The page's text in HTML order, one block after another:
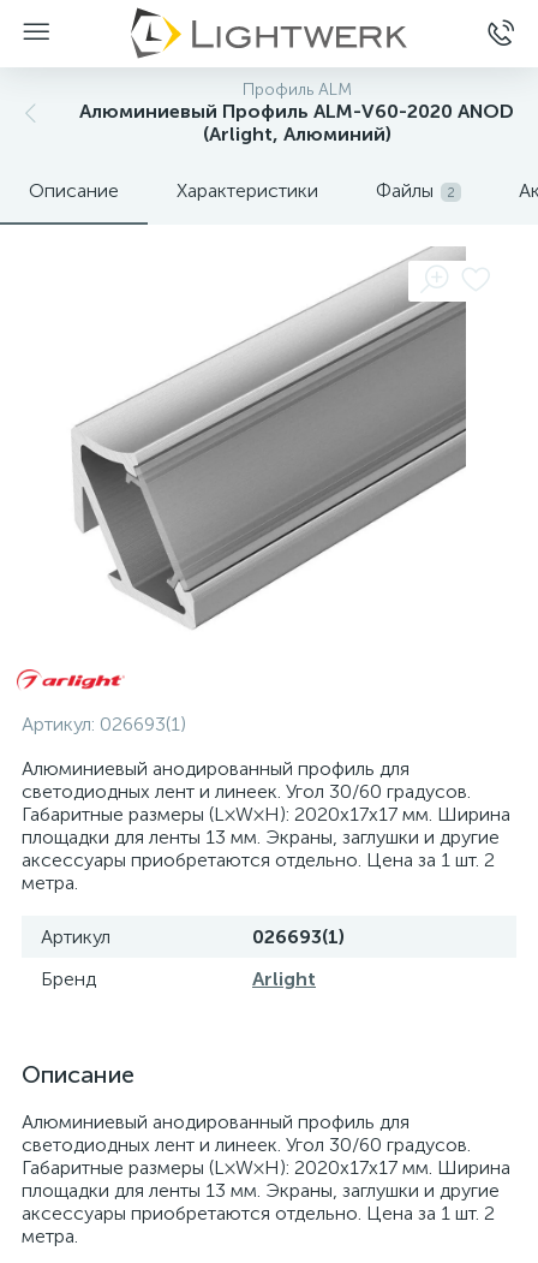
Профиль ALM
Алюминиевый Профиль ALM-V60-2020 ANOD
(Arlight, Алюминий)
Описание Характеристики Файлы 2
Артикул: 026693(1)
Алюминиевый анодированный профиль для
светодиодных лент и линеек. Угол 30/60 градусов.
Габаритные размеры (L×W×H): 2020x17x17 мм. Ширина
площадки для ленты 13 мм. Экраны, заглушки и другие
аксессуары приобретаются отдельно. Цена за 1 шт. 2
метра.
Артикул
026693(1)
Бренд
Arlight
Описание
Алюминиевый анодированный профиль для
светодиодных лент и линеек. Угол 30/60 градусов.
Габаритные размеры (L×W×H): 2020x17x17 мм. Ширина
площадки для ленты 13 мм. Экраны, заглушки и другие
аксессуары приобретаются отдельно. Цена за 1 шт. 2
метра.